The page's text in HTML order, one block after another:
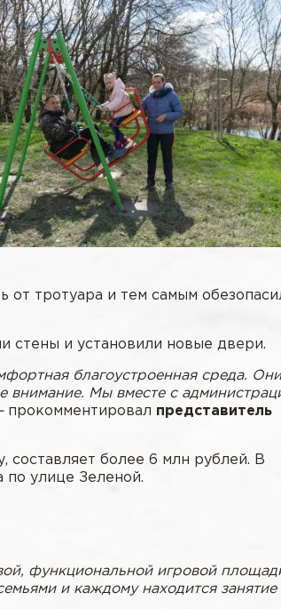
от тротуара и тем самым
стены и установили новые двери.
благоустроенная среда. Они
внимание. Мы вместе с
прокомментировал представитель
составляет более 6 млн рублей. В
по улице Зеленой.
функциональной игровой
и каждому находится занятие